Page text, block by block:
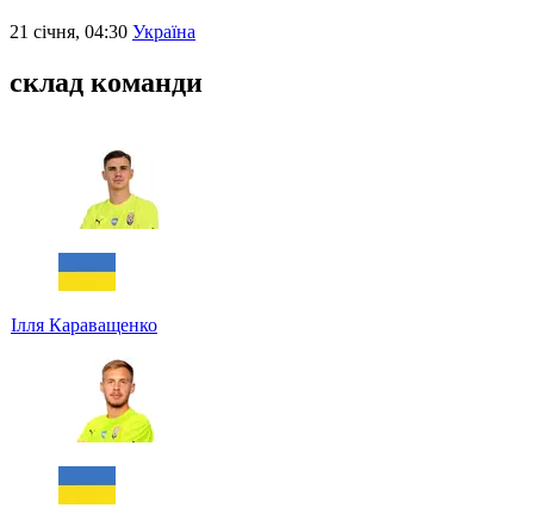
21 січня, 04:30 Україна
склад команди
Ілля Караващенко